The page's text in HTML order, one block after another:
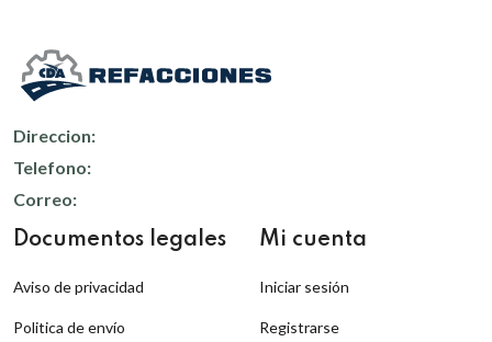
Direccion:
Telefono:
Correo:
Documentos legales
Aviso de privacidad
Politica de envío
Mi cuenta
Iniciar sesión
Registrarse